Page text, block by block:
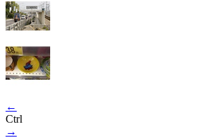
←
Ctrl
→